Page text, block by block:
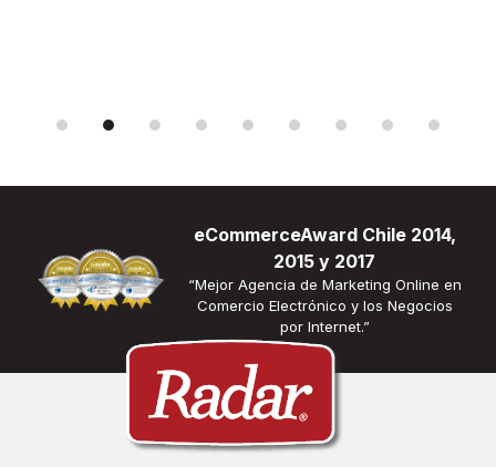
eCommerceAward Chile 2014,
2015 y 2017
“Mejor Agencia de Marketing Online en
Comercio Electrónico y los Negocios
por Internet.”